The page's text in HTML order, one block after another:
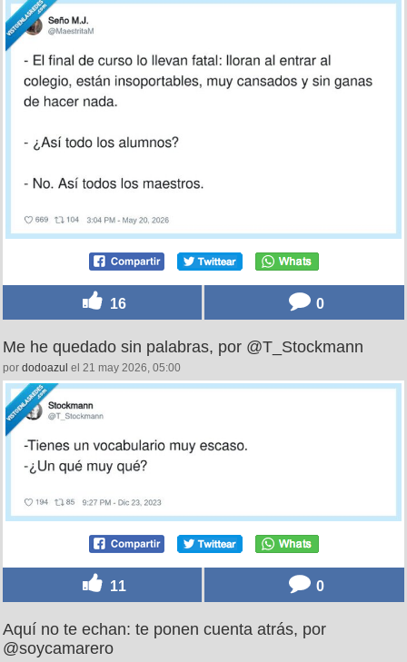
16 0
Me he quedado sin palabras, por @T_Stockmann
por dodoazul el 21 may 2026, 05:00
11 0
Aquí no te echan: te ponen cuenta atrás, por
@soycamarero